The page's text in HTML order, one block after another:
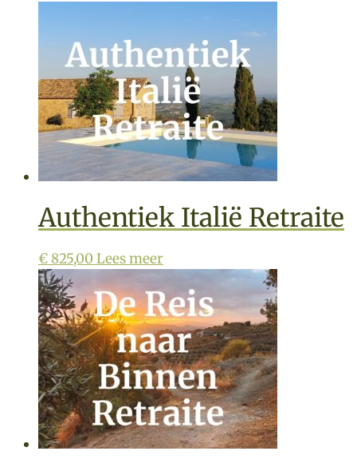
Authentiek Italië Retraite
€ 825,00 Lees meer